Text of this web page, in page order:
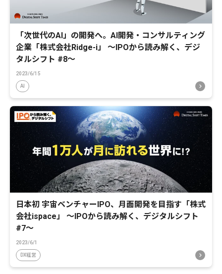
「次世代のAI」の開発へ。AI開発・コンサルティング
企業「株式会社Ridge-i」 〜IPOから読み解く、デジ
タルシフト #8〜
2023/6/15
AI
日本初 宇宙ベンチャーIPO、月面開発を目指す「株式
会社ispace」 〜IPOから読み解く、デジタルシフト
#7〜
2023/6/1
DX経営